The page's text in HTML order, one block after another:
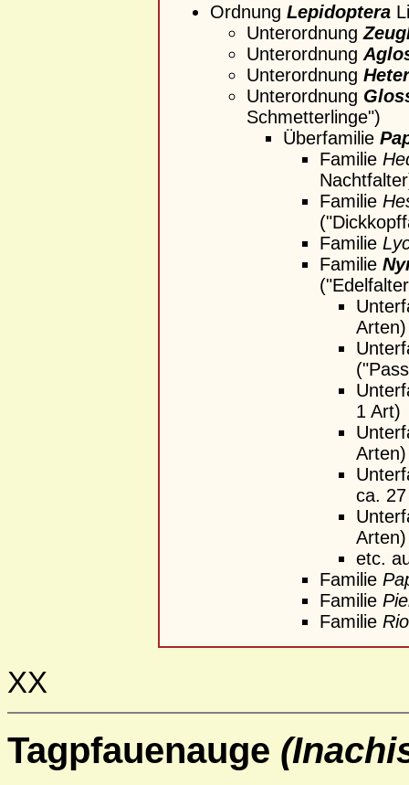
Ordnung Lepidoptera
Unterordnung
Unterordnung
Unterordnung
Unterordnung
Schmetterlinge")
Überfamilie
Familie
Familie
Familie
Familie
1 Art)
ca.
etc.
Familie
Familie
Familie
XX
Tagpfauenauge